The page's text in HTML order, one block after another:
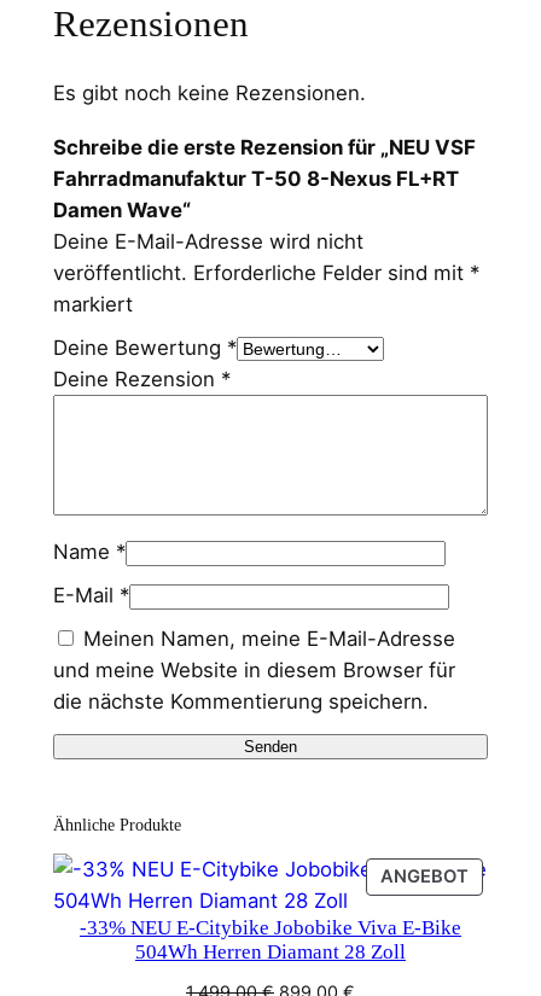
Rezensionen
Es gibt noch keine Rezensionen.
Schreibe die erste Rezension für „NEU VSF
Fahrradmanufaktur T-50 8-Nexus FL+RT
Damen Wave“
Deine E-Mail-Adresse wird nicht
veröffentlicht. Erforderliche Felder sind mit *
markiert
Deine Bewertung *
Deine Rezension *
Name *
E-Mail *
Meinen Namen, meine E-Mail-Adresse
und meine Website in diesem Browser für
die nächste Kommentierung speichern.
Ähnliche Produkte
ANGEBOT
IM
-33% NEU E-Citybike Jobobike Viva E-Bike
504Wh Herren Diamant 28 Zoll
1.499,00€ Ursprünglicher
899,00 €